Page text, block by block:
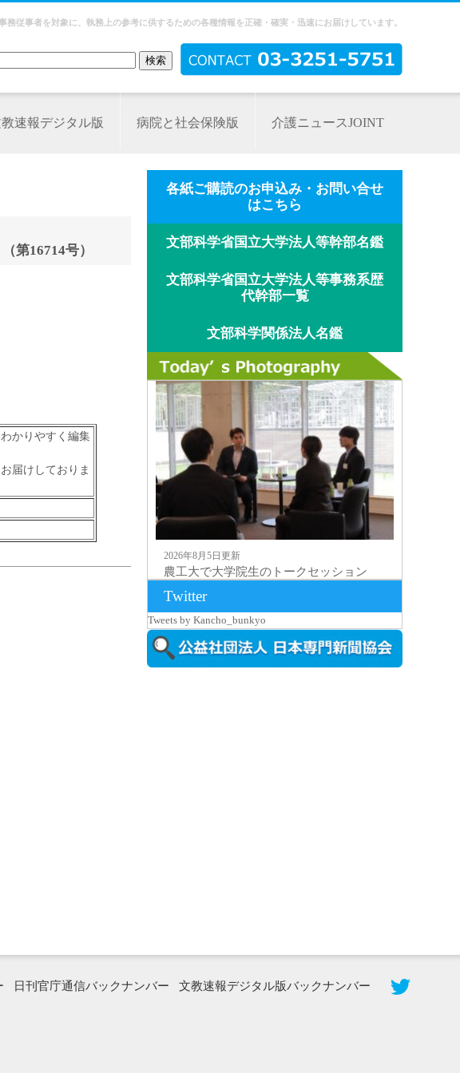
務従事者を対象に、執務上の参考に供するための各種情報を正確・確実・迅速にお届けしています。
速報デジタル版 病院と社会保険版 介護ニュースJOINT
第16714号）
かりやすく編集
届けしておりま
各紙ご購読のお申込み・お問い合せ
はこちら
文部科学省国立大学法人等幹部名鑑
文部科学省国立大学法人等事務系歴
代幹部一覧
文部科学関係法人名鑑
2026年8月5日更新
農工大で大学院生のトークセッション
Twitter
Tweets by Kancho_bunkyo
日刊官庁通信バックナンバー 文教速報デジタル版バックナンバー